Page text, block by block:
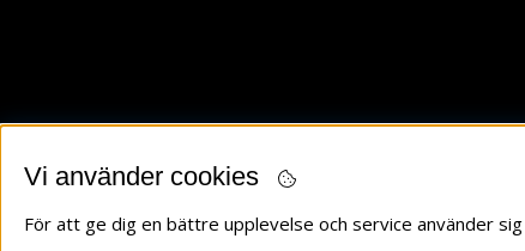
Vi använder cookies
För att ge dig en bättre upplevelse och service använder